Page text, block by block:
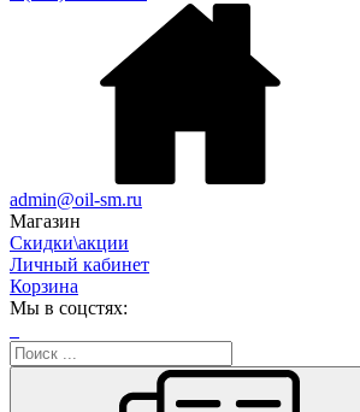
admin@oil-sm.ru
Магазин
Скидки\акции
Личный кабинет
Корзина
Мы в соцстях: